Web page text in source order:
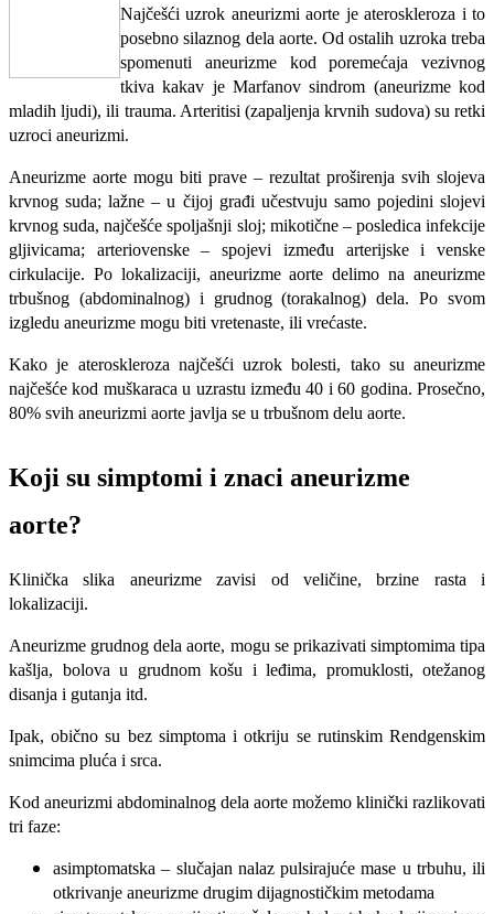
Najčešći uzrok aneurizmi aorte je ateroskleroza i to
posebno silaznog dela aorte. Od ostalih uzroka treba
spomenuti aneurizme kod poremećaja vezivnog
tkiva kakav je Marfanov sindrom (aneurizme kod
mladih ljudi), ili trauma. Arteritisi (zapaljenja krvnih sudova) su retki
uzroci aneurizmi.
Aneurizme aorte mogu biti prave – rezultat proširenja svih slojeva
krvnog suda; lažne – u čijoj građi učestvuju samo pojedini slojevi
krvnog suda, najčešće spoljašnji sloj; mikotične – posledica infekcije
gljivicama; arteriovenske – spojevi između arterijske i venske
cirkulacije. Po lokalizaciji, aneurizme aorte delimo na aneurizme
trbušnog (abdominalnog) i grudnog (torakalnog) dela. Po svom
izgledu aneurizme mogu biti vretenaste, ili vrećaste.
Kako je ateroskleroza najčešći uzrok bolesti, tako su aneurizme
najčešće kod muškaraca u uzrastu između 40 i 60 godina. Prosečno,
80% svih aneurizmi aorte javlja se u trbušnom delu aorte.
Koji su simptomi i znaci aneurizme
aorte?
Klinička slika aneurizme zavisi od veličine, brzine rasta i
lokalizaciji.
Aneurizme grudnog dela aorte, mogu se prikazivati simptomima tipa
kašlja, bolova u grudnom košu i leđima, promuklosti, otežanog
disanja i gutanja itd.
Ipak, obično su bez simptoma i otkriju se rutinskim Rendgenskim
snimcima pluća i srca.
Kod aneurizmi abdominalnog dela aorte možemo klinički razlikovati
tri faze:
asimptomatska – slučajan nalaz pulsirajuće mase u trbuhu, ili
otkrivanje aneurizme drugim dijagnostičkim metodama